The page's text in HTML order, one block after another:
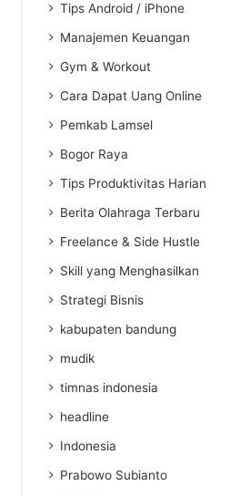
Tips Android / iPhone
Manajemen Keuangan
Gym & Workout
Cara Dapat Uang Online
Pemkab Lamsel
Bogor Raya
Tips Produktivitas Harian
Berita Olahraga Terbaru
Freelance & Side Hustle
Skill yang Menghasilkan
Strategi Bisnis
kabupaten bandung
mudik
timnas indonesia
headline
Indonesia
Prabowo Subianto